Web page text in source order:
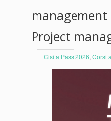
management
Project
Cisita Pass 2026, Corsi